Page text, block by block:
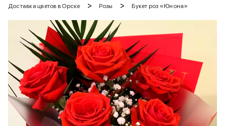
Доставка цветов в Орске > Розы > Букет роз «Юнона»